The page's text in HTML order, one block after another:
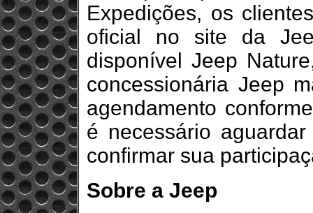
Expedições, os
oficial no site da
disponível Jeep
concessionária Jeep
agendamento
é necessário
confirmar sua
Sobre a Jeep